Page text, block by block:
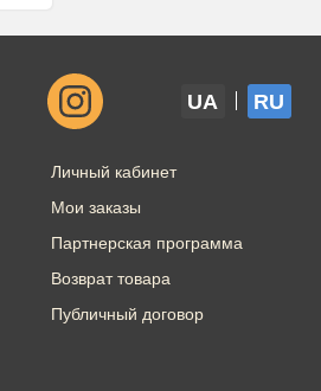
UA RU
Личный кабинет
Мои заказы
Партнерская программа
Возврат товара
Публичный договор